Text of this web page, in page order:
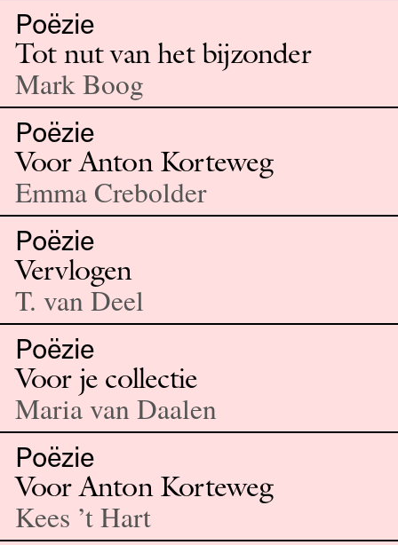
Poëzie
Tot nut van het bijzonder
Mark Boog
Poëzie
Voor Anton Korteweg
Emma Crebolder
Poëzie
Vervlogen
T. van Deel
Poëzie
Voor je collectie
Maria van Daalen
Poëzie
Voor Anton Korteweg
Kees ’t Hart